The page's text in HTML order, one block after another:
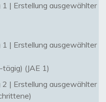
1 | Erstellung ausgewählter
1 | Erstellung ausgewählter
tägig) (JAE 1)
2 | Erstellung ausgewählter